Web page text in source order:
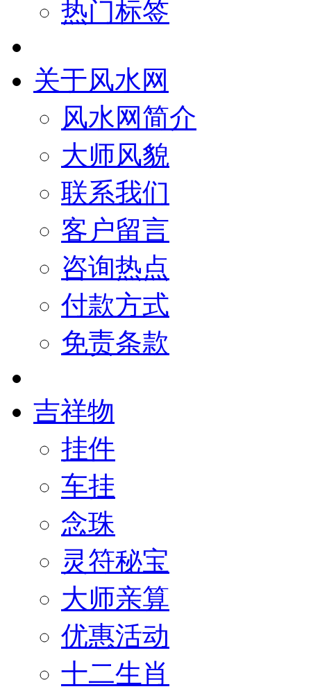
热门标签
关于风水网
风水网简介
大师风貌
联系我们
客户留言
咨询热点
付款方式
免责条款
吉祥物
挂件
车挂
念珠
灵符秘宝
大师亲算
优惠活动
十二生肖